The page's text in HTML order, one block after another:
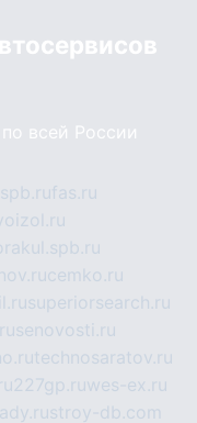
всей России
fas.ru
cemko.ru
superiorsearch.ru
senovosti.ru
technosaratov.ru
227gp.ruwes-ex.ru
stroy-db.com